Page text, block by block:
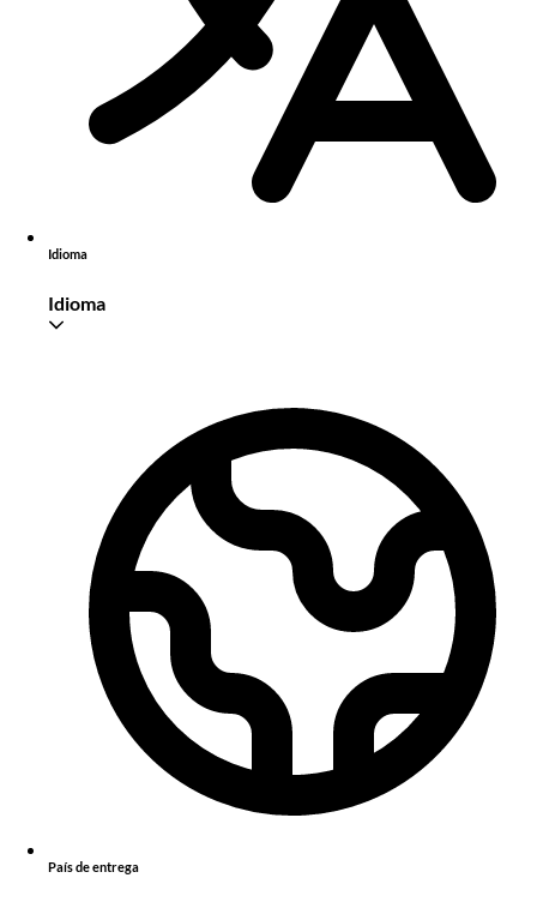
Idioma
Idioma
País de entrega